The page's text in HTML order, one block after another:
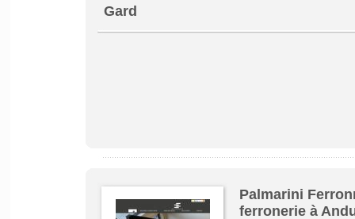
Gard
Palmarini
ferronerie à